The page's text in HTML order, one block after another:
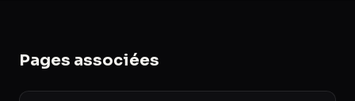
Pages associées